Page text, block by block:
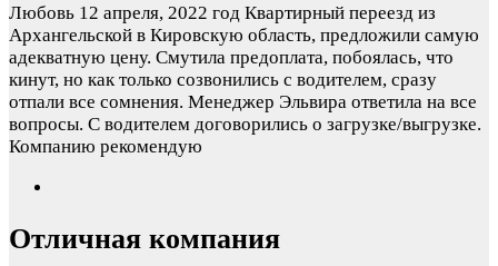
Любовь 12 апреля, 2022 год Квартирный переезд из
Архангельской в Кировскую область, предложили самую
адекватную цену. Смутила предоплата, побоялась, что
кинут, но как только созвонились с водителем, сразу
отпали все сомнения. Менеджер Эльвира ответила на все
вопросы. С водителем договорились о загрузке/выгрузке.
Компанию рекомендую
Отличная компания